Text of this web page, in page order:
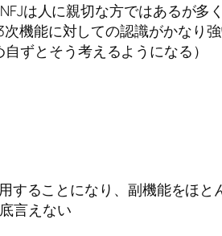
は人に親切な方ではあるが多
機能に対しての認識がかなり
ずとそう考えるようになる）
することになり、副機能をほと
言えない